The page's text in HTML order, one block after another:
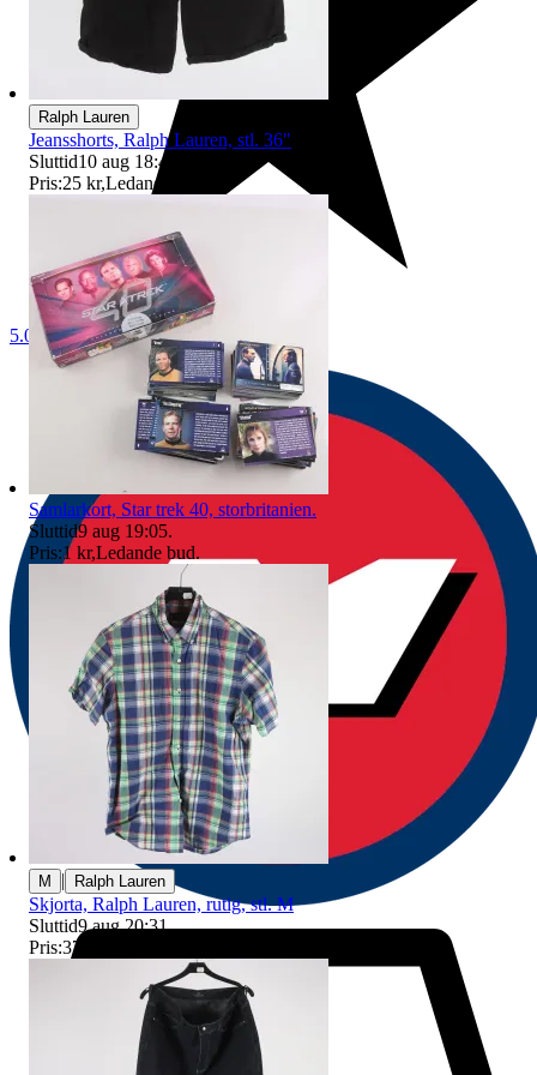
5.0
Ralph Lauren
Jeansshorts, Ralph Lauren, stl. 36"
Sluttid10 aug 18:44
Pris:25 kr,Ledande bud
Samlarkort, Star trek 40, storbritanien.
Sluttid9 aug 19:05.
Pris:1 kr,Ledande bud.
M | Ralph Lauren
Skjorta, Ralph Lauren, rutig, stl. M
Sluttid9 aug 20:31.
Pris:37 kr